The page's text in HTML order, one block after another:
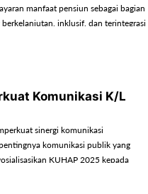
manfaat pensiun sebagai bagian
inklusif, dan terintegrasi
Komunikasi K/L
sinergi komunikasi
komunikasi publik yang
KUHAP 2025 kepada